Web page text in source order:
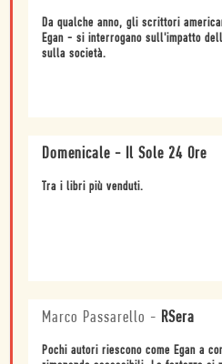
Da qualche anno, gli scrittori
Egan - si interrogano sull'impatto
sulla società.
Domenicale - Il Sole 24 Ore
Tra i libri più venduti.
Marco Passarello - RSera
Pochi autori riescono come Egan a